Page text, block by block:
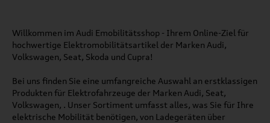
Willkommen im Audi Emobilitätsshop - Ihrem Online-Ziel für
hochwertige Elektromobilitätsartikel der Marken Audi,
Volkswagen, Seat, Skoda und Cupra!
Bei uns finden Sie eine umfangreiche Auswahl an erstklassigen
Produkten für Elektrofahrzeuge der Marken Audi, Seat,
Volkswagen, . Unser Sortiment umfasst alles, was Sie für Ihre
elektrische Mobilität benötigen, von Ladegeräten über